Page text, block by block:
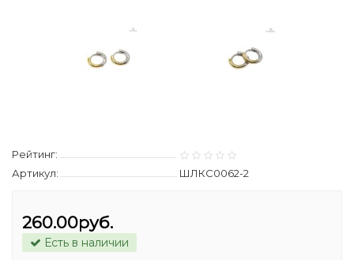
Рейтинг:
Артикул:
ШЛКС0062-2
260.00руб.
Есть в наличии